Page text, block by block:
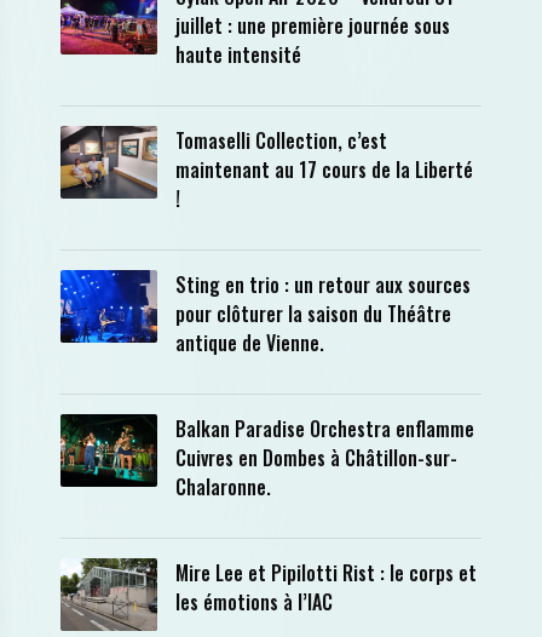
juillet : une première journée sous
haute intensité
Tomaselli Collection, c’est
maintenant au 17 cours de la Liberté
!
Sting en trio : un retour aux sources
pour clôturer la saison du Théâtre
antique de Vienne.
Balkan Paradise Orchestra enflamme
Cuivres en Dombes à Châtillon-sur-
Chalaronne.
Mire Lee et Pipilotti Rist : le corps et
les émotions à l’IAC